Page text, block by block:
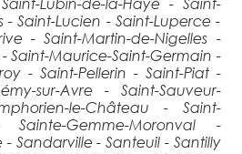
- Saint-Lucien - Saint-Luperce -
- Saint-Martin-de-Nigelles -
- Saint-Maurice-Saint-Germain -
- Saint-Pellerin - Saint-Piat -
sur-Avre - Saint-Sauveur-
le-Château - Saint-
Sainte-Gemme-Moronval -
- Sandarville - Santeuil - Santilly